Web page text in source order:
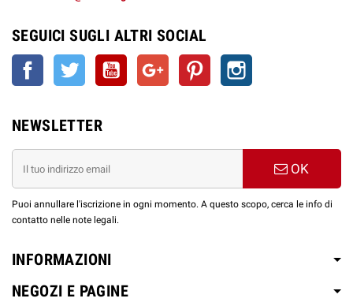
SEGUICI SUGLI ALTRI SOCIAL
Facebook Twitter YouTube Google+ Pinterest
NEWSLETTER
OK
Puoi annullare l'iscrizione in ogni momento. A questo scopo, cerca le info di
contatto nelle note legali.
INFORMAZIONI
NEGOZI E PAGINE